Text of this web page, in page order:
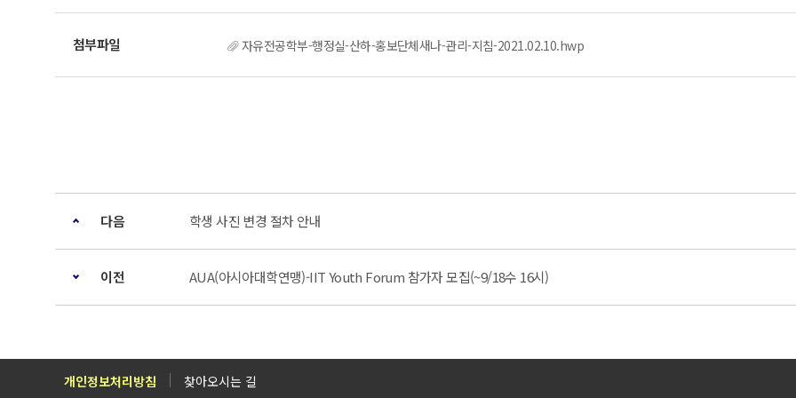
자유전공학부-행정실-산하-홍보단체새나-관리-지침-2021.02.10.hwp
다음 학생 사진 변경 절차 안내
이전 AUA(아시아대학연맹)-IIT Youth Forum 참가자 모집(~9/18수 16시)
개인정보처리방침 찾아오시는 길